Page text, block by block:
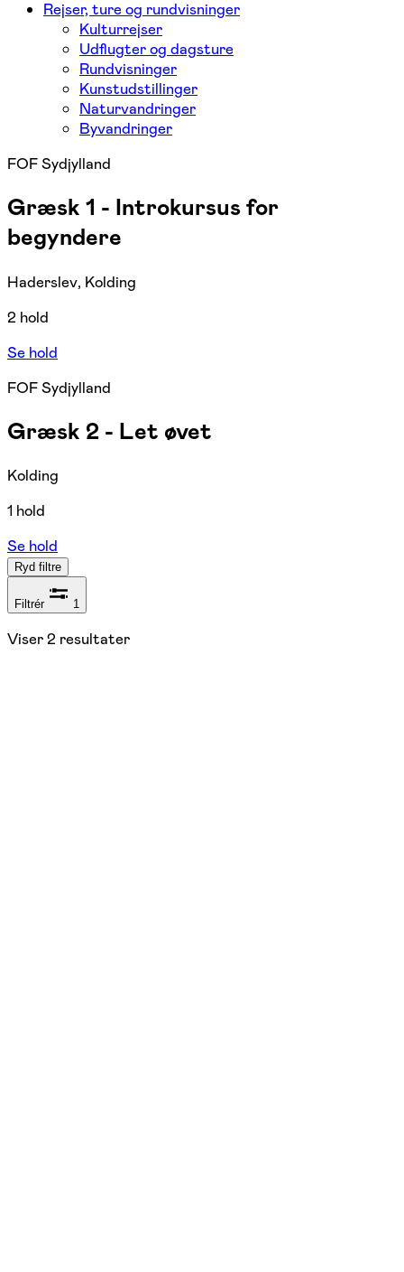
Rejser, ture og rundvisninger
Kulturrejser
Udflugter og dagsture
Rundvisninger
Kunstudstillinger
Naturvandringer
Byvandringer
FOF Sydjylland
Græsk 1 - Introkursus for
begyndere
Haderslev, Kolding
2 hold
Se hold
FOF Sydjylland
Græsk 2 - Let øvet
Kolding
1 hold
Se hold
Ryd filtre
Filtrér 1
Viser2 resultater